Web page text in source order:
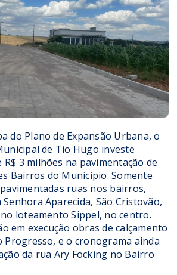
do Plano de Expansão Urbana, o
de Tio Hugo investe
3 milhões na pavimentação de
Bairros do Município. Somente
ruas nos bairros,
Aparecida, São Cristovão,
loteamento Sippel, no centro.
em execução obras de calçamento
Progresso, e o cronograma ainda
da rua Ary Focking no Bairro